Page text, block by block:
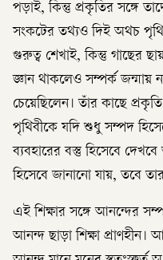
পড়াই, কিন্তু প্রকৃতির সঙ্গে
সংকটের তথ্যও দিই অথচ
গুরুত্ব শেখাই, কিন্তু গাছের
জ্ঞান থাকলেও সম্পর্ক জন্মায়
চেয়েছিলেন। তাঁর কাছে
পৃথিবীকে যদি শুধু সম্পদ
ব্যবহারের বস্তু হিসেবে
হিসেবে জানানো যায়, তবে
এই শিক্ষার সঙ্গে আনন্দের
আনন্দ ছাড়া শিক্ষা